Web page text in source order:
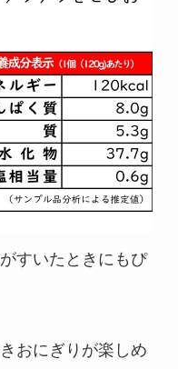
すいたときにもぴ
おにぎりが楽しめ